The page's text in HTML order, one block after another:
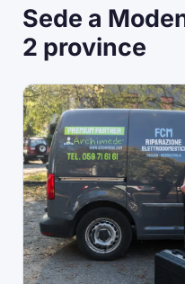
Sede a
2 province